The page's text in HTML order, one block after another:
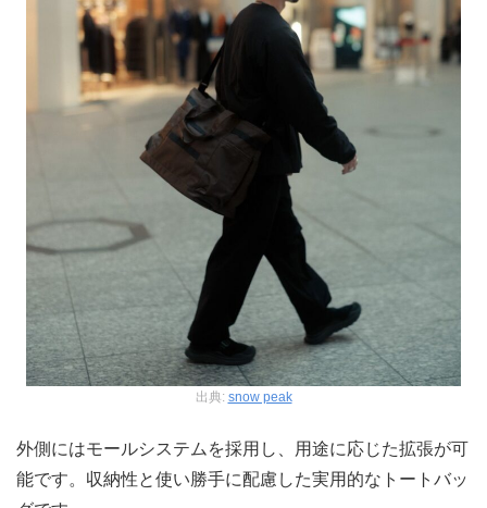
出典: snow peak
外側にはモールシステムを採用し、用途に応じた拡張が可
能です。収納性と使い勝手に配慮した実用的なトートバッ